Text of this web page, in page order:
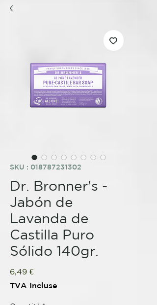
SKU : 018787231302
Dr. Bronner's -
Jabón de
Lavanda de
Castilla Puro
Sólido 140gr.
6,49 €Prix
TVA Incluse